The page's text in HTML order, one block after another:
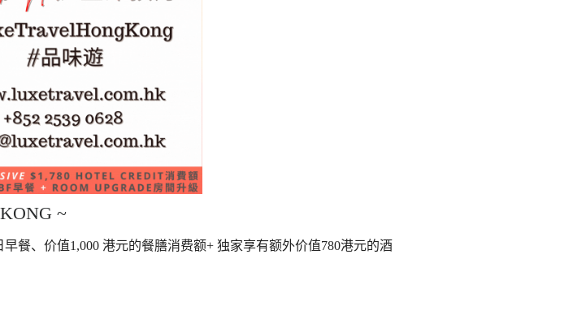
~
餐、价值1,000 港元的餐膳消费额+ 独家享有额外价值780港元的酒